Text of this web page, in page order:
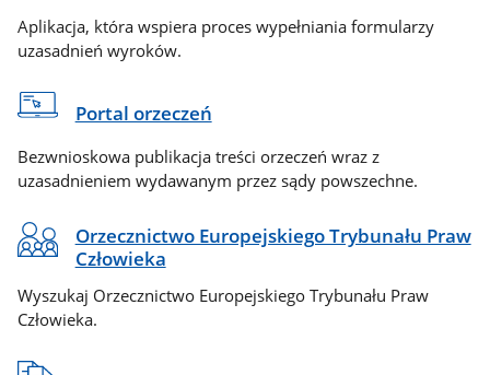
Aplikacja, która wspiera proces wypełniania formularzy
uzasadnień wyroków.
Portal orzeczeń
Bezwnioskowa publikacja treści orzeczeń wraz z
uzasadnieniem wydawanym przez sądy powszechne.
Orzecznictwo Europejskiego Trybunału Praw
Człowieka
Wyszukaj Orzecznictwo Europejskiego Trybunału Praw
Człowieka.